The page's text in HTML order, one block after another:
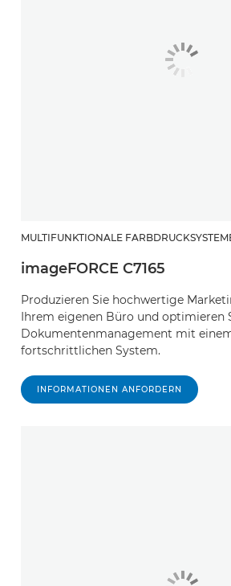
MULTIFUNKTIONALE
imageFORCE C7165
Produzieren Sie hochwertige
Ihrem eigenen Büro und optimieren
Dokumentenmanagement mit
fortschrittlichen System.
INFORMATIONEN ANFORDERN